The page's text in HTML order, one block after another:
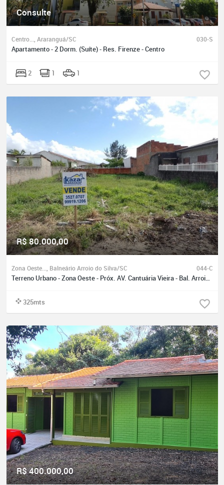
Consulte
Centro..., Araranguá/SC 030-S
Apartamento - 2 Dorm. (Suíte) - Res. Firenze - Centro
2 1 1
R$ 80.000,00
Zona Oeste..., Balneário Arroio do Silva/SC 044-C
Terreno Urbano - Zona Oeste - Próx. AV. Cantuária Vieira - Bal. Arroio do Silva
325mts
R$ 400.000,00